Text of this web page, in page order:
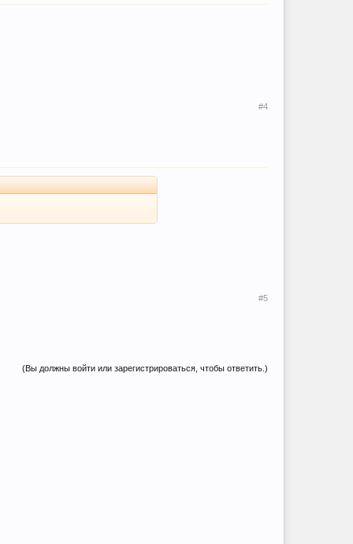
#4
#5
(Вы должны войти или зарегистрироваться, чтобы ответить.)